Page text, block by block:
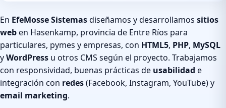
En EfeMosse Sistemasdiseñamos y desarrollamos sitios
weben Hasenkamp, provincia de Entre Ríos para
particulares, pymes y empresas, con HTML5, PHP, MySQL
yWordPress u otros CMS según el proyecto. Trabajamos
con responsividad, buenas prácticas de usabilidad e
integración con redes(Facebook, Instagram, YouTube) y
email marketing.